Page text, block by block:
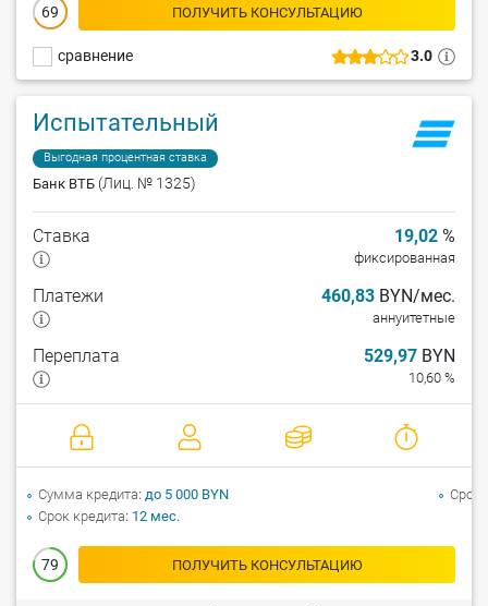
3.0
сравнение
69 ПОЛУЧИТЬ КОНСУЛЬТАЦИЮ
Испытательный
Выгодная процентная ставка
Банк ВТБ (Лиц. № 1325)
Ставка 19,02 %
фиксированная
Платежи 460,83 BYN/мес.
аннуитетные
Переплата 529,97 BYN
10,60 %
79 ПОЛУЧИТЬ КОНСУЛЬТАЦИЮ
Сумма кредита до 5 000 BYN
Срок кредита 12 мес.
Срок